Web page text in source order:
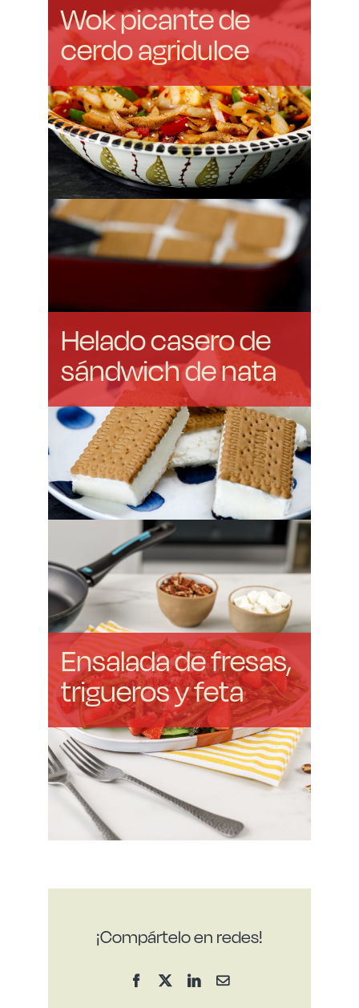
Wok picante de
cerdo agridulce
Helado casero de
sándwich de nata
Ensalada de fresas,
trigueros y feta
¡Compártelo en redes!
Facebook
X LinkedInCorreo